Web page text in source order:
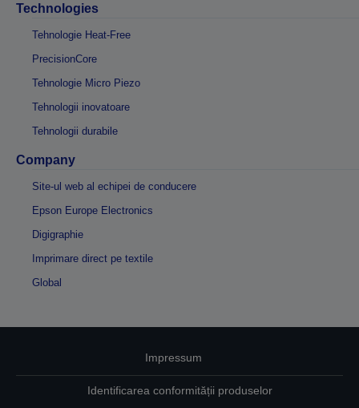
Technologies
Tehnologie Heat-Free
PrecisionCore
Tehnologie Micro Piezo
Tehnologii inovatoare
Tehnologii durabile
Company
Site-ul web al echipei de conducere
Epson Europe Electronics
Digigraphie
Imprimare direct pe textile
Global
Impressum
Identificarea conformității produselor